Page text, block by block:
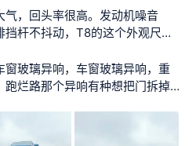
气，回头率很高。发动机噪音
挡杆不抖动，T8的这个外观尺寸
窗玻璃异响，车窗玻璃异响，重
跑烂路那个异响有种想把门拆掉
观忍吧！